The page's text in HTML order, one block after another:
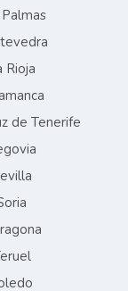
Rioja
de Tenerife